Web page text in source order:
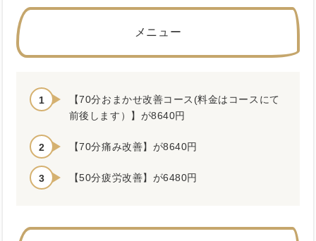
メニュー
【70分おまかせ改善コース(料金はコースにて
前後します）】が8640円
【70分痛み改善】が8640円
【50分疲労改善】が6480円